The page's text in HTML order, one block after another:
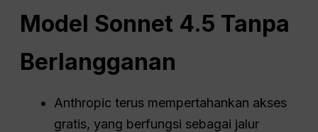
Model Sonnet 4.5 Tanpa
Berlangganan
Anthropic terus mempertahankan akses
gratis, yang berfungsi sebagai jalur